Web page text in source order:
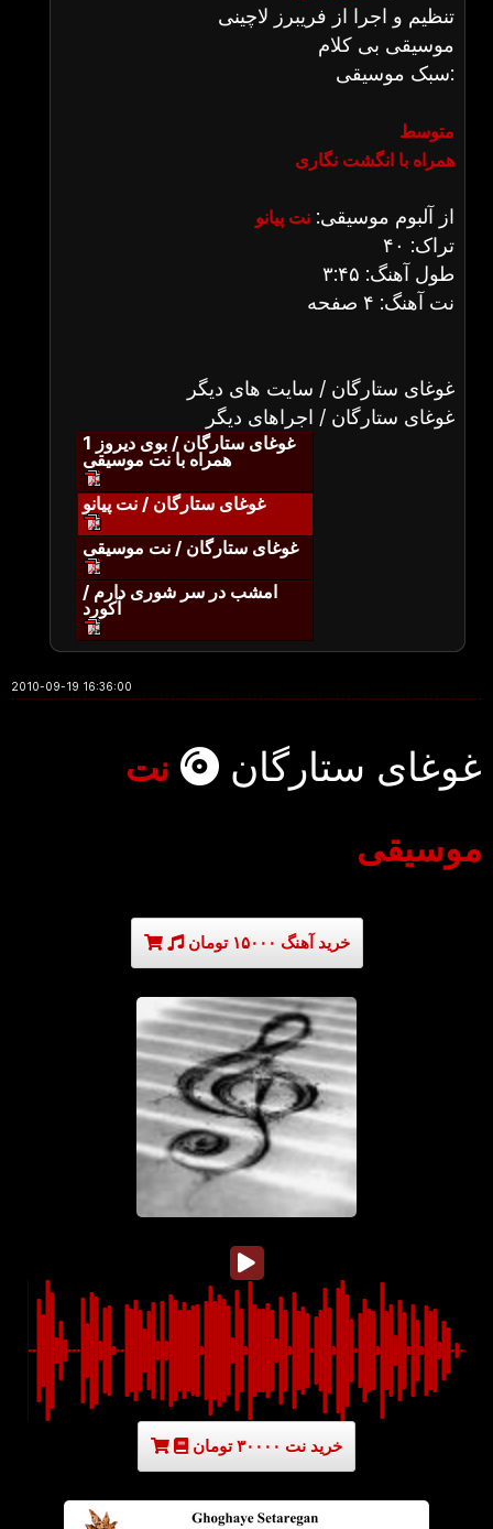
تنظیم و اجرا از فریبرز لاچینی
موسیقی بی کلام
سبک موسیقی:
متوسط
همراه با انگشت نگاری
از آلبوم موسیقی: نت پیانو
تراک: ۴۰
طول آهنگ: ۳:۴۵
نت آهنگ: ۴ صفحه
غوغای ستارگان / سایت های دیگر
غوغای ستارگان / اجراهای دیگر
غوغای ستارگان / بوی دیروز 1
همراه با نت موسیقی
غوغای ستارگان / نت پیانو
غوغای ستارگان / نت موسیقی
امشب در سر شوری دارم /
آکورد
2010-09-19 16:36:00
غوغای ستارگان نت
موسیقی
خرید آهنگ ۱۵۰۰۰ تومان
خرید نت ۳۰۰۰۰ تومان